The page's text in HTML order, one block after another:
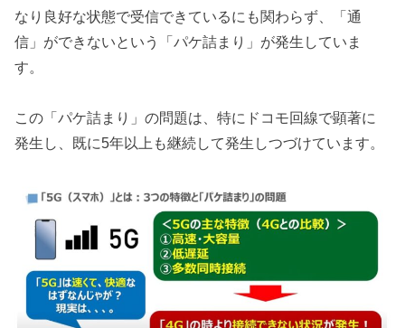
なり良好な状態で受信できているにも関わらず、「通
信」ができないという「パケ詰まり」が発生していま
す。
この「パケ詰まり」の問題は、特にドコモ回線で顕著に
発生し、既に5年以上も継続して発生しつづけています。